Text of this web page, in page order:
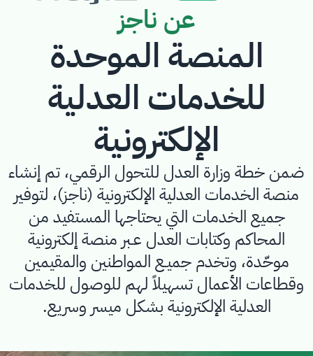
عن ناجز
المنصة الموحدة
للخدمات العدلية
الإلكترونية
ضمن خطة وزارة العدل للتحول الرقمي، تم إنشاء
منصة الخدمات العدلية الإلكترونية (ناجز)، لتوفير
جميع الخدمات التي يحتاجها المستفيد من
المحاكم وكتابات العدل عـبر منصة إلكترونية
موحّدة، وتخدم جميـع المواطنين والمقيمين
وقطاعات الأعمال تسهيلاً لهم للوصول للخدمات
العدلية الإلكترونية بشكل ميسر وسريع.